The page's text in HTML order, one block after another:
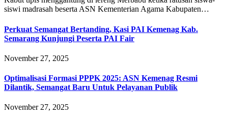
siswi madrasah beserta ASN Kementerian Agama Kabupaten…
Perkuat Semangat Bertanding, Kasi PAI Kemenag Kab.
Semarang Kunjungi Peserta PAI Fair
November 27, 2025
Optimalisasi Formasi PPPK 2025: ASN Kemenag Resmi
Dilantik, Semangat Baru Untuk Pelayanan Publik
November 27, 2025